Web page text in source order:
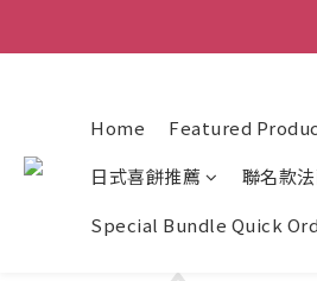
Home Featured
日式喜餅推薦
聯名款
Special Bundle Quick